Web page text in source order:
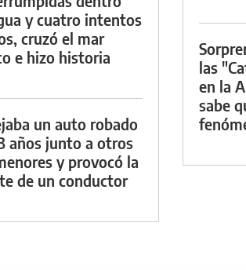
y cuatro intentos
cruzó el mar
e hizo historia
un auto robado
años junto a otros
y provocó la
de un conductor
las
en la
sabe